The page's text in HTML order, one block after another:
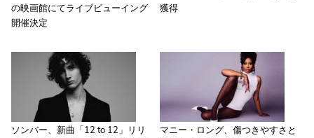
の映画館にてライブビューイング
開催決定
獲得
ソンバー、新曲「12 to 12」リリ
マニー・ロング、傷つきやすさと